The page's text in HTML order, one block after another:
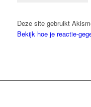
Deze site gebruikt
Bekijk hoe je reactie-